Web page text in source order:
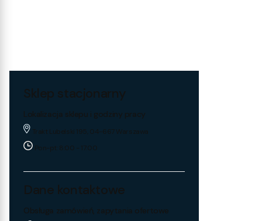
Sklep stacjonarny
Lokalizacja sklepu i godziny pracy
Trakt Lubelski 195, 04-667 Warszawa
Pon-pt: 8:00 - 17:00
Dane kontaktowe
Obsługa zamówień, zapytania ofertowe